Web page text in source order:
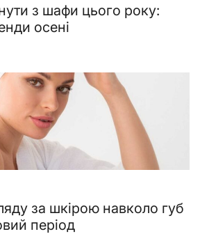
з шафи цього року:
осені
за шкірою навколо губ
період